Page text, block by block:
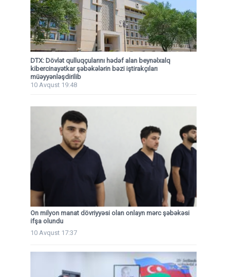
DTX: Dövlət qulluqçularını hədəf alan beynəlxalq
kibercinayətkar şəbəkələrin bəzi iştirakçıları
müəyyənləşdirilib
10 Avqust 19:48
On milyon manat dövriyyəsi olan onlayn mərc şəbəkəsi
ifşa olundu
10 Avqust 17:37